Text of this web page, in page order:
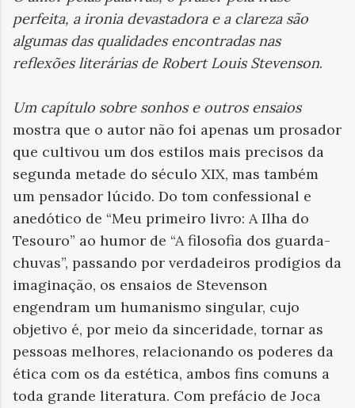
perfeita, a ironia devastadora e a clareza são
algumas das qualidades encontradas nas
reflexões literárias de Robert Louis Stevenson.
Um capítulo sobre sonhos e outros ensaios
mostra que o autor não foi apenas um prosador
que cultivou um dos estilos mais precisos da
segunda metade do século XIX, mas também
um pensador lúcido. Do tom confessional e
anedótico de “Meu primeiro livro: A Ilha do
Tesouro” ao humor de “A filosofia dos guarda-
chuvas”, passando por verdadeiros prodígios da
imaginação, os ensaios de Stevenson
engendram um humanismo singular, cujo
objetivo é, por meio da sinceridade, tornar as
pessoas melhores, relacionando os poderes da
ética com os da estética, ambos fins comuns a
toda grande literatura. Com prefácio de Joca